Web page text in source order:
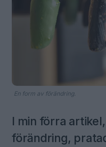
En form av förändring.
I min förra
förändring,